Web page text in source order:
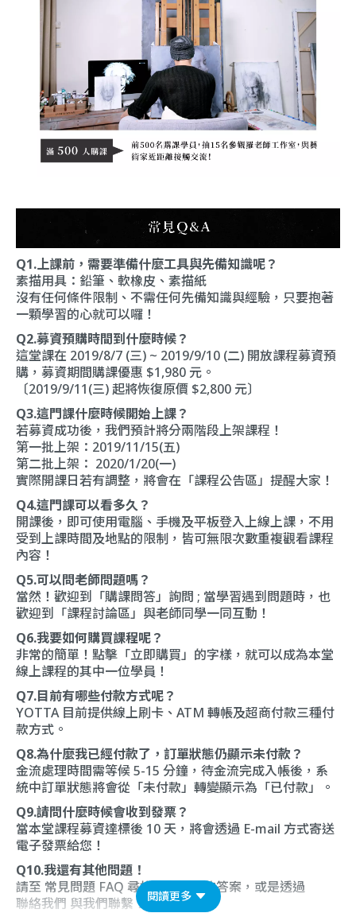
Q1.上課前，需要準備什麼工具與先備知識呢？
素描用具：鉛筆、軟橡皮、素描紙
沒有任何條件限制、不需任何先備知識與經驗，只要抱著
一顆學習的心就可以囉！
Q2.募資預購時間到什麼時候？
這堂課在 2019/8/7 (三) ~ 2019/9/10 (二) 開放課程募資預
購，募資期間購課優惠 $1,980 元。
〔2019/9/11(三) 起將恢復原價 $2,800 元〕
Q3.這門課什麼時候開始上課？
若募資成功後，我們預計將分兩階段上架課程！
第一批上架：2019/11/15(五)
第二批上架： 2020/1/20(一)
實際開課日若有調整，將會在「課程公告區」提醒大家！
Q4.這門課可以看多久？
開課後，即可使用電腦、手機及平板登入上線上課，不用
受到上課時間及地點的限制，皆可無限次數重複觀看課程
內容！
Q5.可以問老師問題嗎？
當然！歡迎到「購課問答」詢問 ; 當學習遇到問題時，也
歡迎到「課程討論區」與老師同學一同互動！
Q6.我要如何購買課程呢？
非常的簡單！點擊「立即購買」的字樣，就可以成為本堂
線上課程的其中一位學員！
Q7.目前有哪些付款方式呢？
YOTTA 目前提供線上刷卡、ATM 轉帳及超商付款三種付
款方式。
Q8.為什麼我已經付款了，訂單狀態仍顯示未付款？
金流處理時間需等候 5-15 分鐘，待金流完成入帳後，系
統中訂單狀態將會從「未付款」轉變顯示為「已付款」。
Q9.請問什麼時候會收到發票？
當本堂課程募資達標後 10 天，將會透過 E-mail 方式寄送
電子發票給您！
Q10.我還有其他問題！
請至 常見問題 FAQ 尋找常見問題的答案，或是透過
聯絡我們 與我們聯繫！ 閱讀更多